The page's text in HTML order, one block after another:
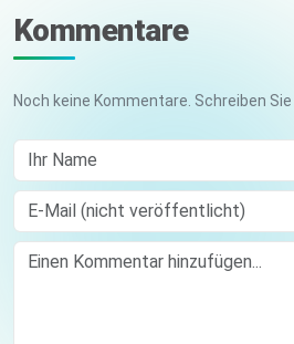
Kommentare
Noch keine Kommentare. Schreiben
Ihr Name
E-Mail (nicht veröffentlicht)
Comment